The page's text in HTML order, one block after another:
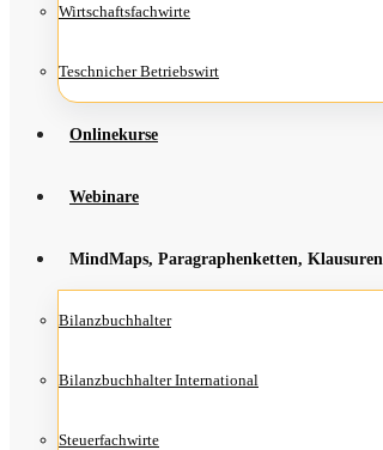
Wirt­schafts­fach­wir­te
Teschni­cher Betriebswirt
Online­kur­se
Web­i­na­re
Mind­Maps, Para­gra­phen­ket­ten, Klausuren
Bilanz­buch­hal­ter
Bilanz­buch­hal­ter International
Steu­er­fach­wir­te